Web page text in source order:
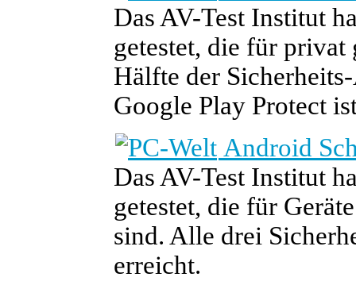
Das AV-Test Institut
getestet, die für privat
Hälfte der
Google Play Protect
Android
Das AV-Test Institut
getestet, die für
sind. Alle drei
erreicht.